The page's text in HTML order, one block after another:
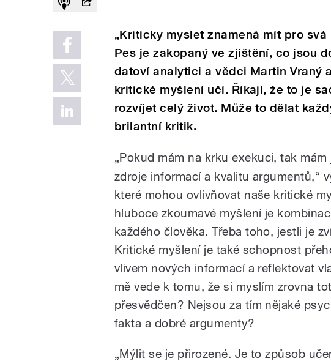
„Kriticky myslet znamená mít pro
Pes je zakopaný ve zjištění, co jsou
datoví analytici a vědci Martin Vraný
kritické myšlení učí. Říkají, že to je
rozvíjet celý život. Může to dělat
brilantní kritik.
„Pokud mám na krku exekuci, tak
zdroje informací a kvalitu argumentů,“
které mohou ovlivňovat naše kritické
hluboce zkoumavé myšlení je
každého člověka. Třeba toho, jestli je
Kritické myšlení je také schopnost
vlivem nových informací a reflektovat
mě vede k tomu, že si myslím zrovna
přesvědčen? Nejsou za tím nějaké
fakta a dobré argumenty?
„Mýlit se je přirozené. Je to způsob